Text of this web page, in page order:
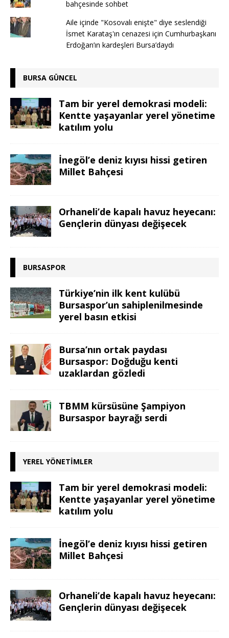
bahçesinde sohbet
Aile içinde "Kosovalı enişte" diye seslendiği
İsmet Karataş'ın cenazesi için Cumhurbaşkanı
Erdoğan’ın kardeşleri Bursa’daydı
BURSA GÜNCEL
Tam bir yerel demokrasi modeli:
Kentte yaşayanlar yerel yönetime
katılım yolu
İnegöl’e deniz kıyısı hissi getiren
Millet Bahçesi
Orhaneli’de kapalı havuz heyecanı:
Gençlerin dünyası değişecek
BURSASPOR
Türkiye’nin ilk kent kulübü
Bursaspor’un sahiplenilmesinde
yerel basın etkisi
Bursa’nın ortak paydası
Bursaspor: Doğduğu kenti
uzaklardan gözledi
TBMM kürsüsüne Şampiyon
Bursaspor bayrağı serdi
YEREL YÖNETIMLER
Tam bir yerel demokrasi modeli:
Kentte yaşayanlar yerel yönetime
katılım yolu
İnegöl’e deniz kıyısı hissi getiren
Millet Bahçesi
Orhaneli’de kapalı havuz heyecanı:
Gençlerin dünyası değişecek